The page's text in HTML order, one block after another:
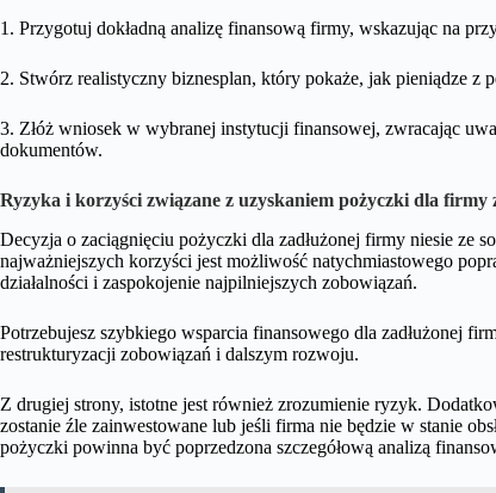
1. Przygotuj dokładną analizę finansową firmy, wskazując na
2. Stwórz realistyczny biznesplan, który pokaże, jak pieniądze z
3. Złóż wniosek w wybranej instytucji finansowej, zwracając
dokumentów.
Ryzyka i korzyści związane z uzyskaniem pożyczki dla firmy
Decyzja o zaciągnięciu pożyczki dla zadłużonej firmy niesie ze
najważniejszych korzyści jest możliwość natychmiastowego
działalności i zaspokojenie najpilniejszych zobowiązań.
Potrzebujesz szybkiego wsparcia finansowego dla zadłużonej
restrukturyzacji zobowiązań i dalszym rozwoju.
Z drugiej strony, istotne jest również zrozumienie ryzyk.
zostanie źle zainwestowane lub jeśli firma nie będzie w stanie
pożyczki powinna być poprzedzona szczegółową analizą